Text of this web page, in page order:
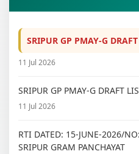
SRIPUR GP PMAY-G
11 Jul 2026
SRIPUR GP PMAY-G DRAFT
11 Jul 2026
RTI DATED: 15-JUNE-2026/
SRIPUR GRAM PANCHAYAT